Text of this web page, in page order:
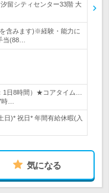
留シティセンター33階 大
含みます)※経験・能力に
当(88…
1日8時間）★コアタイム…
…
日)* 祝日* 年間有給休暇(入
気になる